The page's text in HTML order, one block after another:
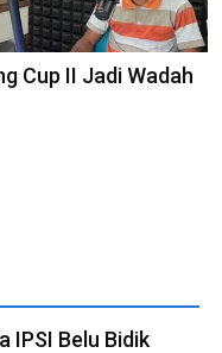
Cup II Jadi Wadah
IPSI Belu Bidik